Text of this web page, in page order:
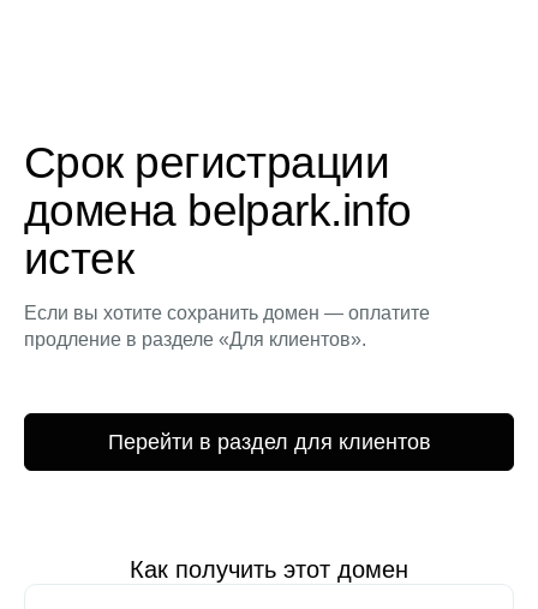
Срок регистрации
домена belpark.info
истек
Если вы хотите сохранить домен — оплатите
продление в разделе «Для клиентов».
Перейти в раздел для клиентов
Как получить этот домен